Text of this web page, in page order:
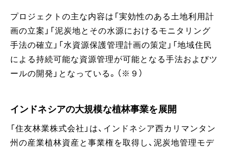
プロジェクトの主な内容は「実効性のある土地利用計
画の立案」「泥炭地とその水源におけるモニタリング
手法の確立」「水資源保護管理計画の策定」「地域住民
による持続可能な資源管理が可能となる手法およびツ
ールの開発」となっている。（※９）
インドネシアの大規模な植林事業を展開
「住友林業株式会社」は、インドネシア西カリマンタン
州の産業植林資産と事業権を取得し、泥炭地管理モデ